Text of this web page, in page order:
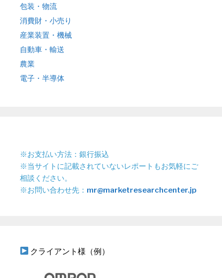
包装・物流
消費財・小売り
産業装置・機械
自動車・輸送
農業
電子・半導体
※お支払い方法：銀行振込
※当サイトに記載されていないレポートもお気軽にご
相談ください。
※お問い合わせ先： mr@marketresearchcenter.jp
クライアント様（例）